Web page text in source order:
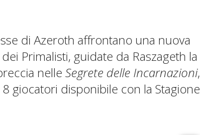
di Azeroth affrontano una nuova
Primalisti, guidate da Raszageth la
nelle Segrete delle Incarnazioni,
giocatori disponibile con la Stagione